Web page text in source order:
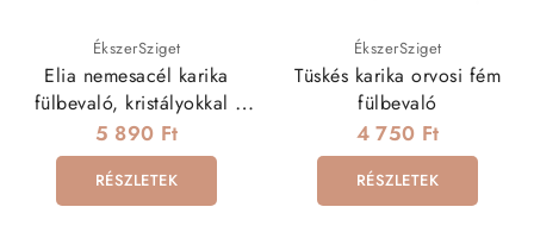
ÉkszerSziget
Elia nemesacél karika
fülbevaló, kristályokkal -
arany
5 890 Ft
RÉSZLETEK
ÉkszerSziget
Tüskés karika orvosi fém
fülbevaló
4 750 Ft
RÉSZLETEK